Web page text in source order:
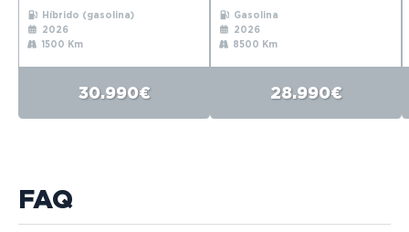
Híbrido (gasolina)
2026
1500 Km
30.990€
Gasolina
2026
8500 Km
28.990€
FAQ